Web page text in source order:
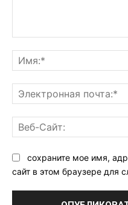
сохраните мое имя,
сайт в этом браузере для